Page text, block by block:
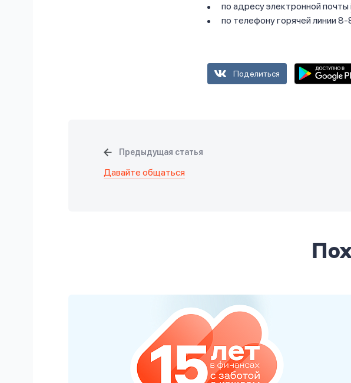
по адресу электронной почты
по телефону горячей линии
Поделиться
Предыдущая статья
Давайте общаться